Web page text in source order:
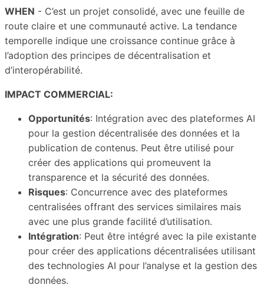
WHEN - C’est un projet consolidé, avec une feuille de
route claire et une communauté active. La tendance
temporelle indique une croissance continue grâce à
l’adoption des principes de décentralisation et
d’interopérabilité.
IMPACT COMMERCIAL:
Opportunités: Intégration avec des plateformes AI
pour la gestion décentralisée des données et la
publication de contenus. Peut être utilisé pour
créer des applications qui promeuvent la
transparence et la sécurité des données.
Risques: Concurrence avec des plateformes
centralisées offrant des services similaires mais
avec une plus grande facilité d’utilisation.
Intégration: Peut être intégré avec la pile existante
pour créer des applications décentralisées utilisant
des technologies AI pour l’analyse et la gestion des
données.